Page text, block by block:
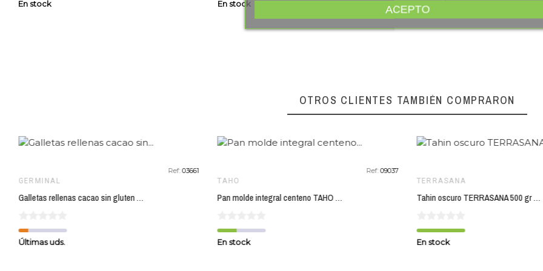
ACEPTO
En stock En stock En stock
OTROS CLIENTES TAMBIÉN COMPRARON
Ref:03661
GERMINAL
Galletas rellenas cacao sin gluten GERMINAL 200 gr bio
Últimas uds.
Ref:09037
TAHO
Pan molde integral centeno TAHO 400 gr
En stock
TERRASANA
Tahin oscuro TERRASANA 500 gr BIO
En stock